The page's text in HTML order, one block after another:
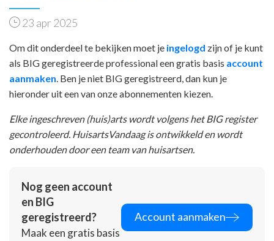
23 apr 2025
Om dit onderdeel te bekijken moet je ingelogd zijn of je kunt
als BIG geregistreerde professional een gratis basis account
aanmaken. Ben je niet BIG geregistreerd, dan kun je
hieronder uit een van onze abonnementen kiezen.
Elke ingeschreven (huis)arts wordt volgens het BIG register
gecontroleerd. HuisartsVandaag is ontwikkeld en wordt
onderhouden door een team van huisartsen.
Nog geen account
en BIG
geregistreerd?
Maak een gratis basis
Account aanmaken